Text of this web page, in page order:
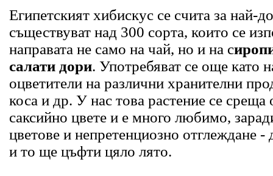
Египетският хибискус се счита за най-
съществуват над 300 сорта, които се
направата не само на чай, но и на с
салати дори. Употребяват се още като
оцветители на различни хранителни
коса и др. У нас това растение се среща
саксийно цвете и е много любимо,
цветове и непретенциозно отглеждане -
и то ще цъфти цяло лято.